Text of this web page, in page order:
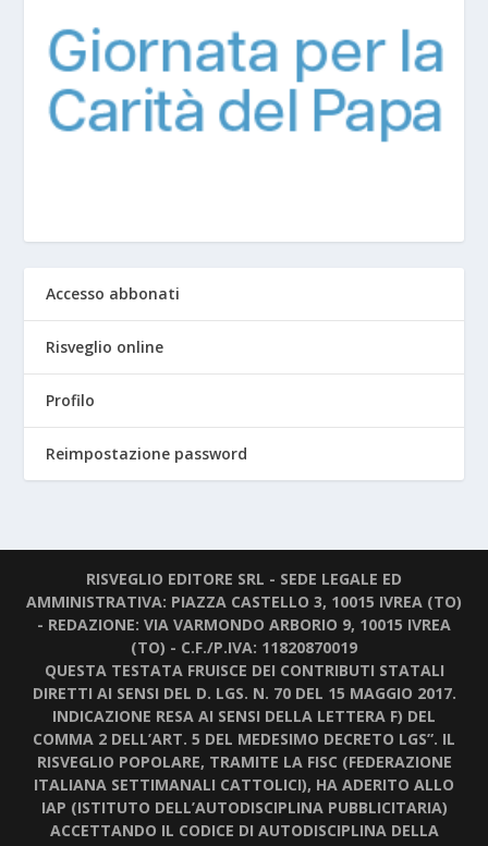
Accesso abbonati
Risveglio online
Profilo
Reimpostazione password
RISVEGLIO EDITORE SRL - SEDE LEGALE ED
AMMINISTRATIVA: PIAZZA CASTELLO 3, 10015 IVREA (TO)
- REDAZIONE: VIA VARMONDO ARBORIO 9, 10015 IVREA
(TO) - C.F./P.IVA: 11820870019
QUESTA TESTATA FRUISCE DEI CONTRIBUTI STATALI
DIRETTI AI SENSI DEL D. LGS. N. 70 DEL 15 MAGGIO 2017.
INDICAZIONE RESA AI SENSI DELLA LETTERA F) DEL
COMMA 2 DELL’ART. 5 DEL MEDESIMO DECRETO LGS”. IL
RISVEGLIO POPOLARE, TRAMITE LA FISC (FEDERAZIONE
ITALIANA SETTIMANALI CATTOLICI), HA ADERITO ALLO
IAP (ISTITUTO DELL’AUTODISCIPLINA PUBBLICITARIA)
ACCETTANDO IL CODICE DI AUTODISCIPLINA DELLA